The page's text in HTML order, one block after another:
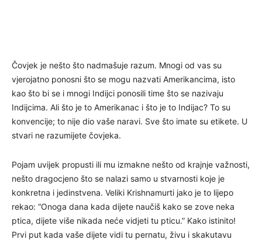
Čovjek je nešto što nadmašuje razum. Mnogi od vas su
vjerojatno ponosni što se mogu nazvati Amerikancima, isto
kao što bi se i mnogi Indijci ponosili time što se nazivaju
Indijcima. Ali što je to Amerikanac i što je to Indijac? To su
konvencije; to nije dio vaše naravi. Sve što imate su etikete. U
stvari ne razumijete čovjeka.
Pojam uvijek propusti ili mu izmakne nešto od krajnje važnosti,
nešto dragocjeno što se nalazi samo u stvarnosti koje je
konkretna i jedinstvena. Veliki Krishnamurti jako je to lijepo
rekao: “Onoga dana kada dijete naučiš kako se zove neka
ptica, dijete više nikada neće vidjeti tu pticu.” Kako istinito!
Prvi put kada vaše dijete vidi tu pernatu, živu i skakutavu